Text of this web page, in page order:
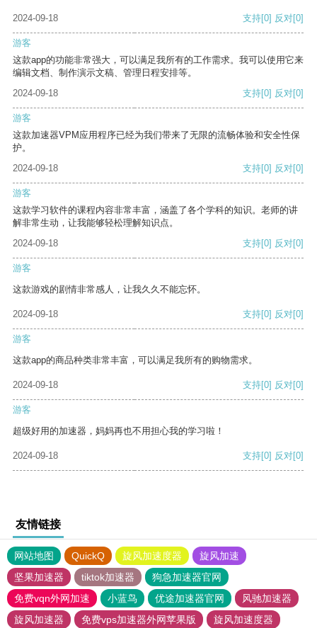
2024-09-18 支持[0] 反对[0]
游客
这款app的功能非常强大，可以满足我所有的工作需求。我可以使用它来
编辑文档、制作演示文稿、管理日程安排等。
2024-09-18
支持[0] 反对[0]
游客
这款加速器VPM应用程序已经为我们带来了无限的流畅体验和安全性保
护。
2024-09-18
支持[0] 反对[0]
游客
这款学习软件的课程内容非常丰富，涵盖了各个学科的知识。老师的讲
解非常生动，让我能够轻松理解知识点。
2024-09-18
支持[0] 反对[0]
游客
这款游戏的剧情非常感人，让我久久不能忘怀。
2024-09-18 支持[0] 反对[0]
游客
这款app的商品种类非常丰富，可以满足我所有的购物需求。
2024-09-18 支持[0] 反对[0]
游客
超级好用的加速器，妈妈再也不用担心我的学习啦！
2024-09-18 支持[0] 反对[0]
友情链接
网站地图 QuickQ 旋风加速度器
旋风加速
坚果加速器
tiktok加速器
狗急加速器官网
免费vqn外网加速
小蓝鸟 优途加速器官网
风驰加速器
旋风加速器
免费vps加速器外网苹果版 旋风加速度器